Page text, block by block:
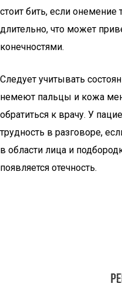
стоит бить, если онемение
длительно, что может
конечностями.
Следует учитывать
немеют пальцы и кожа
обратиться к врачу. У
трудность в разговоре,
в области лица и
появляется отечность.